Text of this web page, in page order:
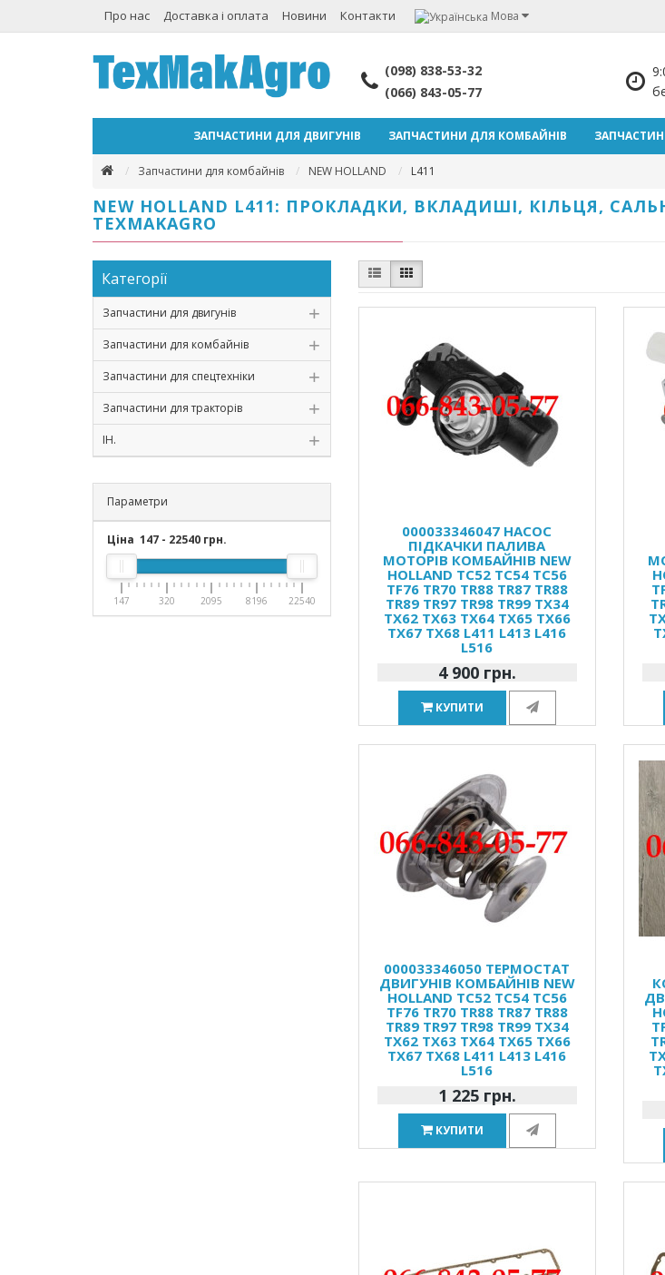
Про нас Доставка і оплата Новини Контакти Мова
(098) 838-53-32
(066) 843-05-77
ЗАПЧАСТИНИ ДЛЯ ДВИГУНІВ ЗАПЧАСТИНИ ДЛЯ КОМБАЙНІВ
Запчастини для комбайнів NEW HOLLAND L411
NEW HOLLAND L411: ПРОКЛАДКИ, ВКЛАДИШІ, КІЛЬЦЯ,
TEXMAKAGRO
Категорії
Запчастини для двигунів
Запчастини для комбайнів
Запчастини для спецтехніки
Запчастини для тракторів
ІН.
Параметри
Ціна 147 - 22540 грн.
147 320 2095 8196 22540
000033346047 НАСОС
ПІДКАЧКИ ПАЛИВА
МОТОРІВ КОМБАЙНІВ NEW
HOLLAND TC52 TC54 TC56
TF76 TR70 TR88 TR87 TR88
TR89 TR97 TR98 TR99 TX34
TX62 TX63 TX64 TX65 TX66
TX67 TX68 L411 L413 L416
L516
4 900 грн.
КУПИТИ
000033346050 ТЕРМОСТАТ
ДВИГУНІВ КОМБАЙНІВ NEW
HOLLAND TC52 TC54 TC56
TF76 TR70 TR88 TR87 TR88
TR89 TR97 TR98 TR99 TX34
TX62 TX63 TX64 TX65 TX66
TX67 TX68 L411 L413 L416
L516
1 225 грн.
КУПИТИ